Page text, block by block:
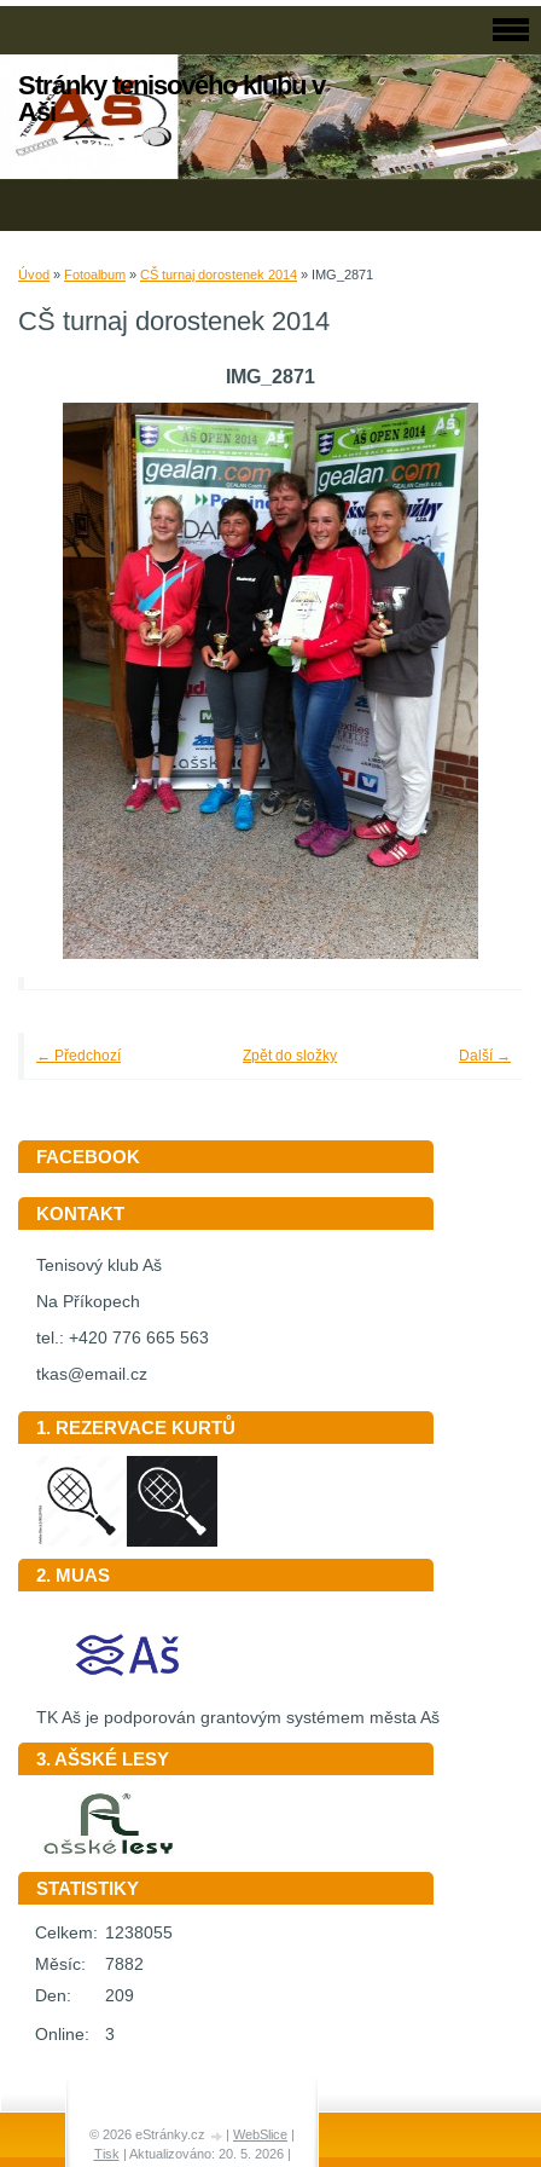
Stránky tenisového klubu v
Aši
Úvod » Fotoalbum » CŠ turnaj dorostenek 2014 » IMG_2871
CŠ turnaj dorostenek 2014
IMG_2871
← Předchozí Další →
Zpět do složky
FACEBOOK
KONTAKT
Tenisový klub Aš
Na Příkopech
tel.: +420 776 665 563
tkas@email.cz
1. REZERVACE KURTŮ
2. MUAS
TK Aš je podporován grantovým systémem města Aš
3. AŠSKÉ LESY
STATISTIKY
Online: 3
Celkem: 1238055
Měsíc:
7882
Den:
209
© 2026 eStránky.cz | WebSlice |
Tisk | Aktualizováno: 20. 5. 2026|